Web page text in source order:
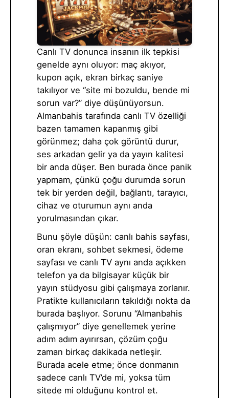
Canlı TV donunca insanın ilk tepkisi
genelde aynı oluyor: maç akıyor,
kupon açık, ekran birkaç saniye
takılıyor ve “site mi bozuldu, bende mi
sorun var?” diye düşünüyorsun.
Almanbahis tarafında canlı TV özelliği
bazen tamamen kapanmış gibi
görünmez; daha çok görüntü durur,
ses arkadan gelir ya da yayın kalitesi
bir anda düşer. Ben burada önce panik
yapmam, çünkü çoğu durumda sorun
tek bir yerden değil, bağlantı, tarayıcı,
cihaz ve oturumun aynı anda
yorulmasından çıkar.
Bunu şöyle düşün: canlı bahis sayfası,
oran ekranı, sohbet sekmesi, ödeme
sayfası ve canlı TV aynı anda açıkken
telefon ya da bilgisayar küçük bir
yayın stüdyosu gibi çalışmaya zorlanır.
Pratikte kullanıcıların takıldığı nokta da
burada başlıyor. Sorunu “Almanbahis
çalışmıyor” diye genellemek yerine
adım adım ayırırsan, çözüm çoğu
zaman birkaç dakikada netleşir.
Burada acele etme; önce donmanın
sadece canlı TV’de mi, yoksa tüm
sitede mi olduğunu kontrol et.